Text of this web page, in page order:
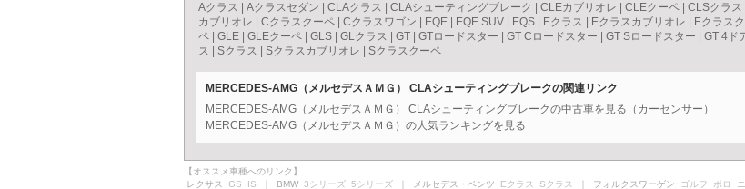
Aクラス
Aクラスセダン CLAクラス CLAシューティングブレーク CLEカブリオレ CLEクーペ CLSクラス
カブリオレ
Cクラスクーペ Cクラスワゴン EQE EQE SUV EQS Eクラス Eクラスカブリオレ Eクラス
ペ
GLE GLEクーペ GLS GLクラス GT GTロードスター GT Cロードスター GT Sロードスター GT 4ド
ス
Sクラス Sクラスカブリオレ Sクラスクーペ
MERCEDES-AMG（メルセデスＡＭＧ） CLAシューティングブレークの関連リンク
MERCEDES-AMG（メルセデスＡＭＧ） CLAシューティングブレークの中古車を見る（カーセンサー）
MERCEDES-AMG（メルセデスＡＭＧ）の人気ランキングを見る
【オススメ車種へのリンク】
レクサス GS IS ｜ BMW 3シリーズ 5シリーズ ｜ メルセデス・ベンツ Eクラス Sクラス ｜ フォルクスワーゲン ゴルフ ポロ